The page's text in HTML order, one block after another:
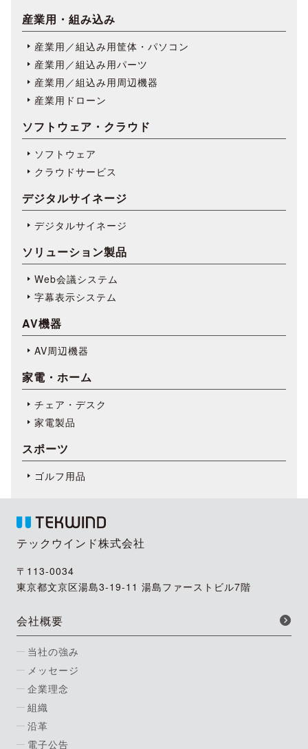
産業用・組み込み
産業用／組込み用筐体・パソコン
産業用／組込み用パーツ
産業用／組込み用周辺機器
産業用ドローン
ソフトウェア・クラウド
ソフトウェア
クラウドサービス
デジタルサイネージ
デジタルサイネージ
ソリューション製品
Web会議システム
字幕表⽰システム
AV機器
AV周辺機器
家電・ホーム
チェア・デスク
家電製品
スポーツ
ゴルフ用品
テックウインド株式会社
〒113-0034
東京都文京区湯島3-19-11 湯島ファーストビル7階
会社概要
当社の強み
メッセージ
企業理念
組織
沿革
電子公告